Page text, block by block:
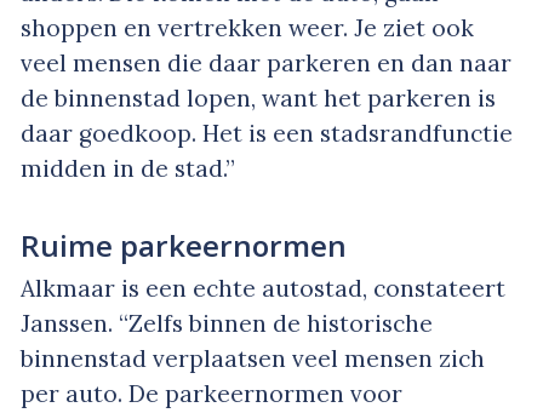
shoppen en vertrekken weer. Je ziet ook
veel mensen die daar parkeren en dan naar
de binnenstad lopen, want het parkeren is
daar goedkoop. Het is een stadsrandfunctie
midden in de stad.”
Ruime parkeernormen
Alkmaar is een echte autostad, constateert
Janssen. “Zelfs binnen de historische
binnenstad verplaatsen veel mensen zich
per auto. De parkeernormen voor